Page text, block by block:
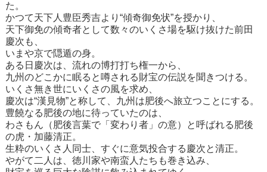
た。
かつて天下人豊臣秀吉より“傾奇御免状”を授かり、
天下御免の傾奇者として数々のいくさ場を駆け抜けた前田
慶次も、
いまや京で隠遁の身。
ある日慶次は、流れの博打打ち権一から、
九州のどこかに眠ると噂される財宝の伝説を聞きつける。
いくさ無き世にいくさの風を求め、
慶次は“漢見物”と称して、九州は肥後へ旅立つことにする。
豊饒なる肥後の地に待っていたのは、
わさもん（肥後言葉で「変わり者」の意）と呼ばれる肥後
の虎・加藤清正。
生粋のいくさ人同士、すぐに意気投合する慶次と清正。
やがて二人は、徳川家や南蛮人たちも巻き込み、